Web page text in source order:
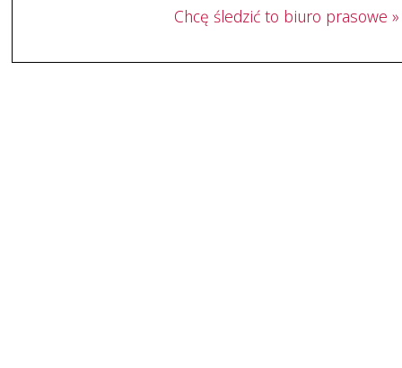
Chcę śledzić to biuro prasowe »